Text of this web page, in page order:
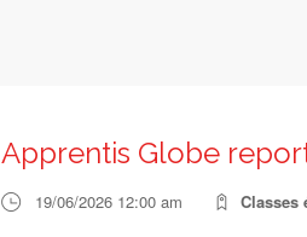
Apprentis Globe
19/06/2026 12:00 am Classes